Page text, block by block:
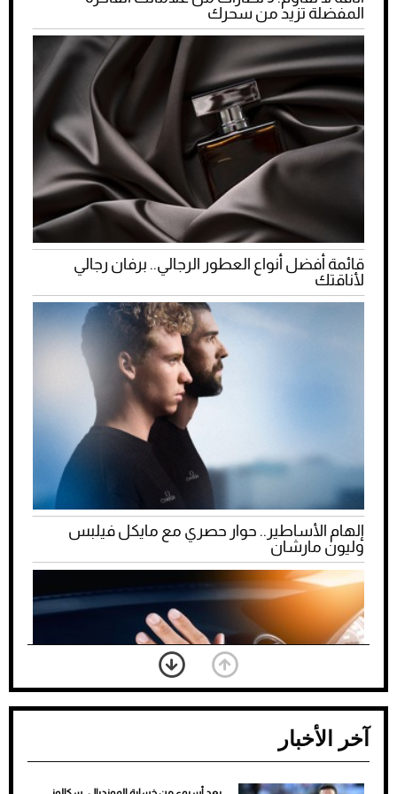
المفضلة تزيد من سحرك
قائمة أفضل أنواع العطور الرجالي.. برفان رجالي
لأناقتك
إلهام الأساطير.. حوار حصري مع مايكل فيلبس
وليون مارشان
آخر الأخبار